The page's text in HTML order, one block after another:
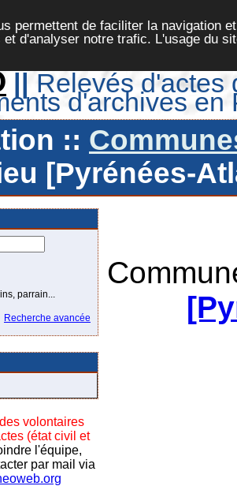
permettent de faciliter la navigation
et d'analyser notre trafic. L'usage du
|| Relevés d'actes
d'archives en
::
[Pyrénées-
parrain...
Recherche avancée
volontaires
(état civil et
l'équipe,
par mail via